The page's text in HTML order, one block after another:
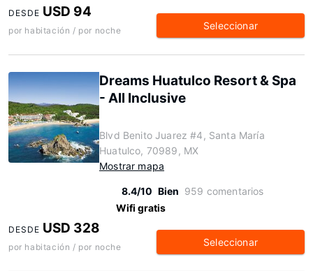
DESDE USD 94
por habitación / por noche Seleccionar
Dreams Huatulco Resort & Spa
- All Inclusive
Blvd Benito Juarez #4, Santa María
Huatulco, 70989, MX
Mostrar mapa
8.4/10 Bien 959 comentarios
Wifi gratis
DESDE USD 328
por habitación / por noche Seleccionar